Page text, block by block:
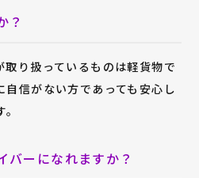
？
取り扱っているものは軽貨物で
自信がない方であっても安心し
バーになれますか？